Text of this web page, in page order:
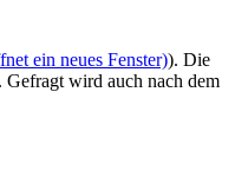
ein neues Fenster)). Die
Gefragt wird auch nach dem